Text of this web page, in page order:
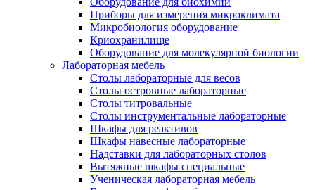
Приборы для измерения микроклимата
Микробиология оборудование
Криохранилище
Оборудование для молекулярной биологии
Лабораторная мебель
Столы лабораторные для весов
Столы островные лабораторные
Столы титровальные
Столы инструментальные лабораторные
Шкафы для реактивов
Шкафы навесные лабораторные
Надставки для лабораторных столов
Вытяжные шкафы специальные
Ученическая лабораторная мебель